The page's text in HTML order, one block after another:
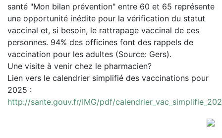
santé "Mon bilan prévention" entre 60 et 65 représente
une opportunité inédite pour la vérification du statut
vaccinal et, si besoin, le rattrapage vaccinal de ces
personnes. 94% des officines font des rappels de
vaccination pour les adultes (Source: Gers).
Une visite à venir chez le pharmacien?
Lien vers le calendrier simplifié des vaccinations pour
2025 :
http://sante.gouv.fr/IMG/pdf/